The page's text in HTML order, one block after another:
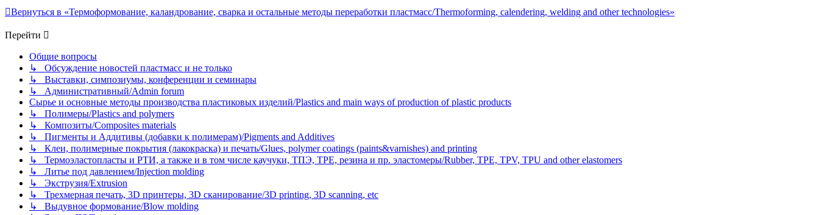
Вернуться в «Термоформование, каландрование, сварка и остальные методы переработки пластмасс/Thermoforming, calendering, welding and other technologies»
Перейти
Общие вопросы
↳ Обсуждение новостей пластмасс и не только
↳ Выставки, симпозиумы, конференции и семинары
↳ Административный/Admin forum
Сырье и основные методы производства пластиковых изделий/Plastics and main ways of production of plastic products
↳ Полимеры/Plastics and polymers
↳ Композиты/Сomposites materials
↳ Пигменты и Аддитивы (добавки к полимерам)/Pigments and Additives
↳ Клеи, полимерные покрытия (лакокраска) и печать/Glues, polymer coatings (paints&varnishes) and printing
↳ Термоэластопласты и РТИ, а также и в том числе каучуки, ТПЭ, TPE, резина и пр. эластомеры/Rubber, TPE, TPV, TPU and other elastomers
↳ Литье под давлением/Injection molding
↳ Экструзия/Extrusion
↳ Трехмерная печать, 3D принтеры, 3D сканирование/3D printing, 3D scanning, etc
↳ Выдувное формование/Blow molding